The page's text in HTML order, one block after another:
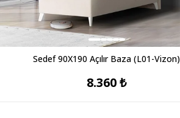
Sedef 90X190 Açılır Baza (L01-Vizon)
8.360 ₺